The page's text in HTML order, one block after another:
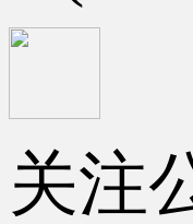
关注